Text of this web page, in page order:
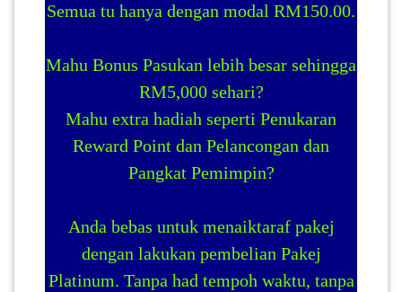
Semua tu hanya dengan modal RM150.00.
Mahu Bonus Pasukan lebih besar sehingga
RM5,000 sehari?
Mahu extra hadiah seperti Penukaran
Reward Point dan Pelancongan dan
Pangkat Pemimpin?
Anda bebas untuk menaiktaraf pakej
dengan lakukan pembelian Pakej
Platinum. Tanpa had tempoh waktu, tanpa